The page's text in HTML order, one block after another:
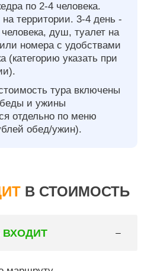
по 2-4 человека.
территории. 3-4 день -
душ, туалет на
номера с удобствами
(категорию указать при
тура включены
и ужины
отдельно по меню
обед/ужин).
В СТОИМОСТЬ
ВХОДИТ